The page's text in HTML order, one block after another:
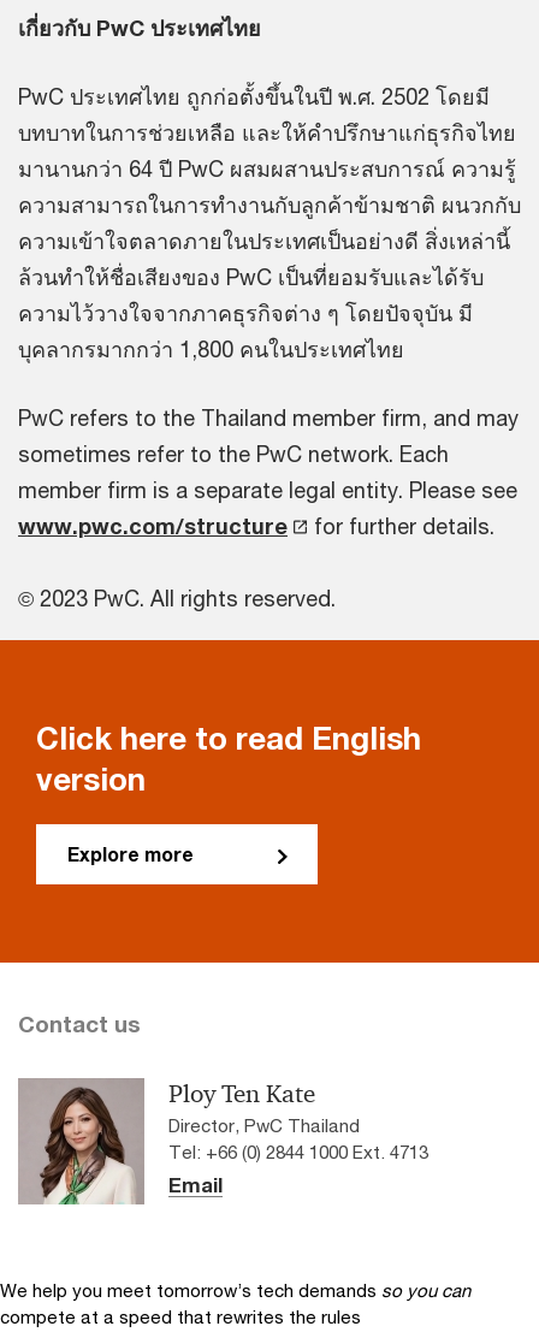
เกี่ยวกับ PwC ประเทศไทย
PwC ประเทศไทย ถูกก่อตั้งขึ้นในปี พ.ศ. 2502 โดยมี
บทบาทในการช่วยเหลือ และให้คำปรึกษาแก่ธุรกิจไทย
มานานกว่า 64 ปี PwC ผสมผสานประสบการณ์ ความรู้
ความสามารถในการทำงานกับลูกค้าข้ามชาติ ผนวกกับ
ความเข้าใจตลาดภายในประเทศเป็นอย่างดี สิ่งเหล่านี้
ล้วนทำให้ชื่อเสียงของ PwC เป็นที่ยอมรับและได้รับ
ความไว้วางใจจากภาคธุรกิจต่าง ๆ โดยปัจจุบัน มี
บุคลากรมากกว่า 1,800 คนในประเทศไทย
PwC refers to the Thailand member firm, and may
sometimes refer to the PwC network. Each
member firm is a separate legal entity. Please see
www.pwc.com/structure
for further details.
© 2023 PwC. All rights reserved.
Click here to read English
version
Explore more
Contact us
Ploy Ten Kate
Director, PwC Thailand
Tel: +66 (0) 2844 1000 Ext. 4713
Email
We help you meet tomorrow’s tech demands so you can
compete at a speed that rewrites the rules